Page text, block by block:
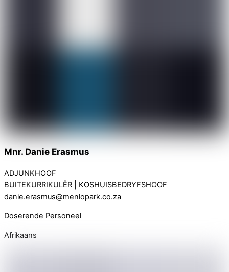
Mnr. Danie Erasmus
ADJUNKHOOF
BUITEKURRIKULÊR | KOSHUISBEDRYFSHOOF
danie.erasmus@menlopark.co.za
Doserende Personeel
Afrikaans